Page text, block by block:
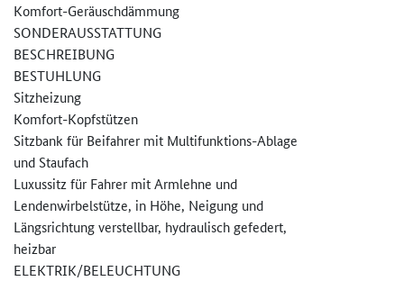
Komfort-Geräuschdämmung
SONDERAUSSTATTUNG
BESCHREIBUNG
BESTUHLUNG
Sitzheizung
Komfort-Kopfstützen
Sitzbank für Beifahrer mit Multifunktions-Ablage
und Staufach
Luxussitz für Fahrer mit Armlehne und
Lendenwirbelstütze, in Höhe, Neigung und
Längsrichtung verstellbar, hydraulisch gefedert,
heizbar
ELEKTRIK/BELEUCHTUNG